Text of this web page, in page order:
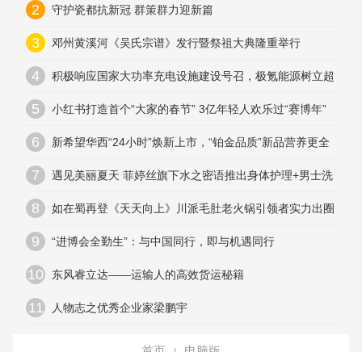
2 守护瓷都抗新冠 群策群力迎新篇
3 邓州黄溪河《吴氏宗谱》发行暨祭祖大典隆重举行
4
积极响应国家大功率充电设施建设号召，极氪能源树立超
5 小红书打造首个“大家的春节” 3亿年轻人欢乐过“赛博年”
6 新希望华西“24小时”焕新上市，“铂金品质”新品营养更全
7
遇见美丽夏天 菲婷丝旗下水之密语推出身体护理+男士洗
8 如在蜀再登《天天向上》川派毛肚老火锅引领者实力出圈
9 “进博会全勤生”：与中国同行，即与机遇同行
10 东风睿立达——运输人的高效货运秘籍
11 人物志之优秀企业家梁鹏宇